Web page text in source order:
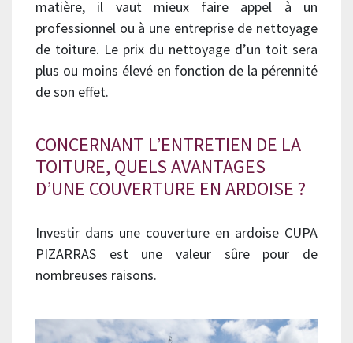
matière, il vaut mieux faire appel à un
professionnel ou à une entreprise de nettoyage
de toiture. Le prix du nettoyage d’un toit sera
plus ou moins élevé en fonction de la pérennité
de son effet.
CONCERNANT L’ENTRETIEN DE LA
TOITURE, QUELS AVANTAGES
D’UNE COUVERTURE EN ARDOISE ?
Investir dans une couverture en ardoise CUPA
PIZARRAS est une valeur sûre pour de
nombreuses raisons.